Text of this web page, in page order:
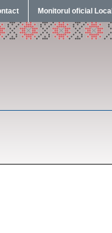
Monitorul oficial Local